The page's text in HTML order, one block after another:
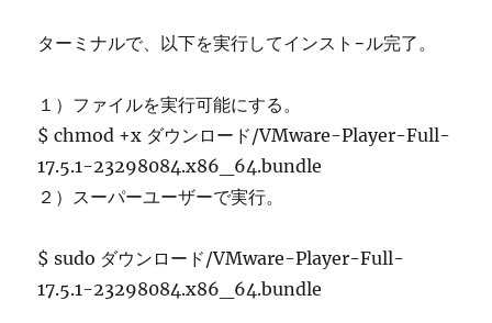
ターミナルで、以下を実行してインスト−ル完了。
１）ファイルを実行可能にする。
$ chmod +x ダウンロード/VMware-Player-Full-
17.5.1-23298084.x86_64.bundle
２）スーパーユーザーで実行。
$ sudo ダウンロード/VMware-Player-Full-
17.5.1-23298084.x86_64.bundle